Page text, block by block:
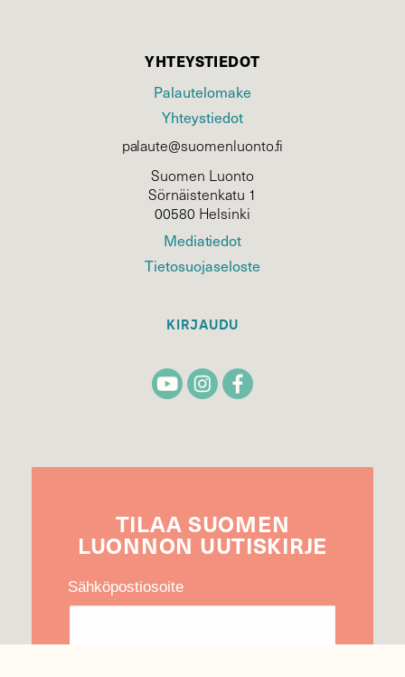
YHTEYSTIEDOT
Palautelomake
Yhteystiedot
palaute@suomenluonto.fi
Suomen Luonto
Sörnäistenkatu 1
00580 Helsinki
Mediatiedot
Tietosuojaseloste
KIRJAUDU
TILAA SUOMEN
LUONNON UUTIS­KIRJE
Sähköpostiosoite